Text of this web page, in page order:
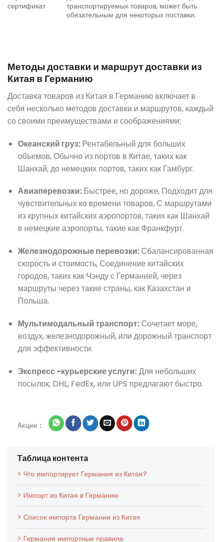
сертификат
транспортируемых товаров, может быть
обязательным для некоторых поставки.
Методы доставки и маршрут доставки из
Китая в Германию
Доставка товаров из Китая в Германию включает в
себя несколько методов доставки и маршрутов, каждый
со своими преимуществами и соображениями:
Океанский груз:Рентабельный для больших
объемов, Обычно из портов в Китае, таких как
Шанхай, до немецких портов, таких как Гамбург.
Авиаперевозки:Быстрее, но дороже, Подходит для
чувствительных ко времени товаров, С маршрутами
из крупных китайских аэропортов, таких как Шанхай
в немецкие аэропорты, такие как Франкфурт.
Железнодорожные перевозки:Сбалансированная
скорость и стоимость, Соединение китайских
городов, таких как Чэнду с Германией, через
маршруты через такие страны, как Казахстан и
Польша.
Мультимодальный транспорт:Сочетает море,
воздух, железнодорожный, или дорожный транспорт
для эффективности.
Экспресс -курьерские услуги:Для небольших
посылок, DHL, FedEx, или UPS предлагают быстро.
Акции：
Таблица контента
> Что импортирует Германия из Китая?
> Импорт из Китая в Германию
> Список импорта Германии из Китая
> Германия импортные правила